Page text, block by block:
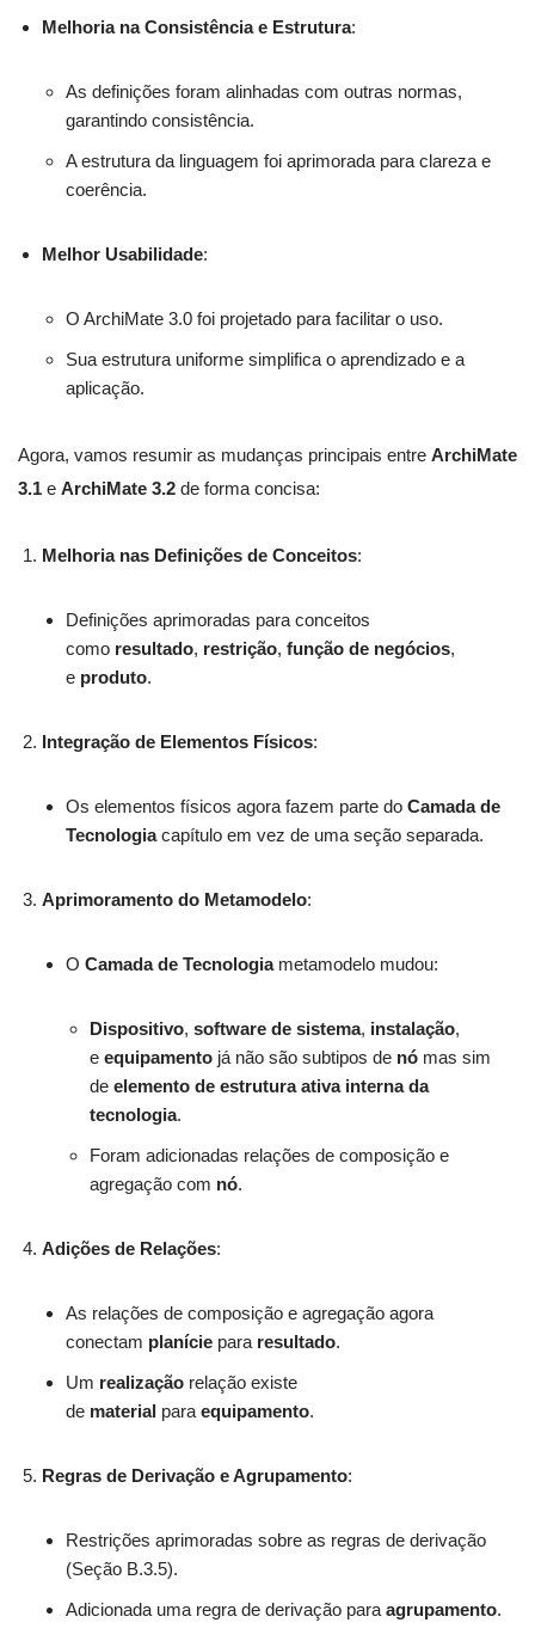
Melhoria na Consistência e Estrutura:
As definições foram alinhadas com outras normas,
garantindo consistência.
A estrutura da linguagem foi aprimorada para clareza e
coerência.
Melhor Usabilidade:
O ArchiMate 3.0 foi projetado para facilitar o uso.
Sua estrutura uniforme simplifica o aprendizado e a
aplicação.
Agora, vamos resumir as mudanças principais entre ArchiMate
3.1 e ArchiMate 3.2 de forma concisa:
Melhoria nas Definições de Conceitos:
Definições aprimoradas para conceitos
como resultado, restrição, função de negócios,
e produto.
Integração de Elementos Físicos:
Os elementos físicos agora fazem parte do Camada de
Tecnologiacapítulo em vez de uma seção separada.
Aprimoramento do Metamodelo:
O Camada de Tecnologiametamodelo mudou:
Dispositivo, software de sistema, instalação,
e equipamento já não são subtipos de nó mas sim
de elemento de estrutura ativa interna da
tecnologia.
Foram adicionadas relações de composição e
agregação com nó.
Adições de Relações:
As relações de composição e agregação agora
conectam planície para resultado.
Um realização relação existe
de material para equipamento.
Regras de Derivação e Agrupamento:
Restrições aprimoradas sobre as regras de derivação
(Seção B.3.5).
Adicionada uma regra de derivação para agrupamento.